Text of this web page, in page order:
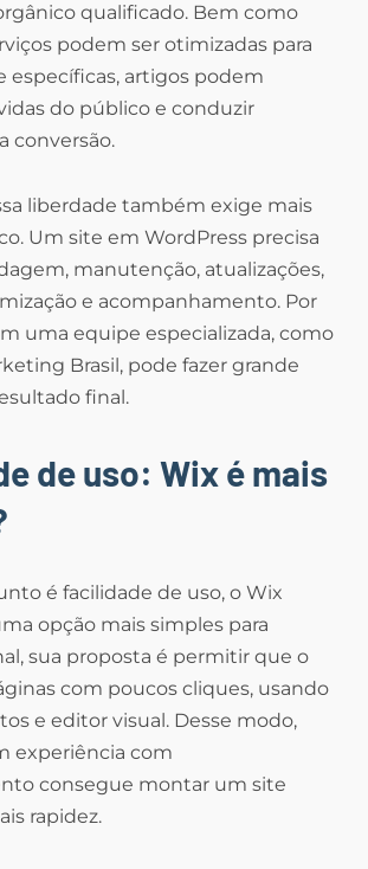
qualificado. Bem como
podem ser otimizadas para
específicas, artigos podem
do público e conduzir
conversão.
liberdade também exige mais
Um site em WordPress precisa
manutenção, atualizações,
e acompanhamento. Por
uma equipe especializada, como
Brasil, pode fazer grande
final.
de uso: Wix é mais
é facilidade de uso, o Wix
opção mais simples para
sua proposta é permitir que o
com poucos cliques, usando
e editor visual. Desse modo,
experiência com
consegue montar um site
rapidez.